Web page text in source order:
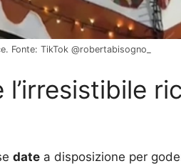
Fonte: TikTok @robertabisogno_
date a disposizione per